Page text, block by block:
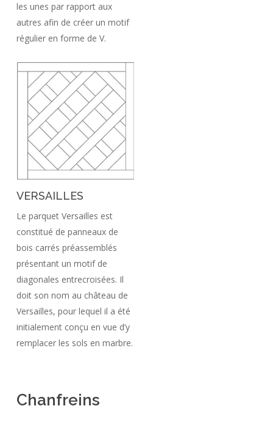
les unes par rapport aux
autres afin de créer un motif
régulier en forme de V.
VERSAILLES
Le parquet Versailles est
constitué de panneaux de
bois carrés préassemblés
présentant un motif de
diagonales entrecroisées. Il
doit son nom au château de
Versailles, pour lequel il a été
initialement conçu en vue d’y
remplacer les sols en marbre.
Chanfreins